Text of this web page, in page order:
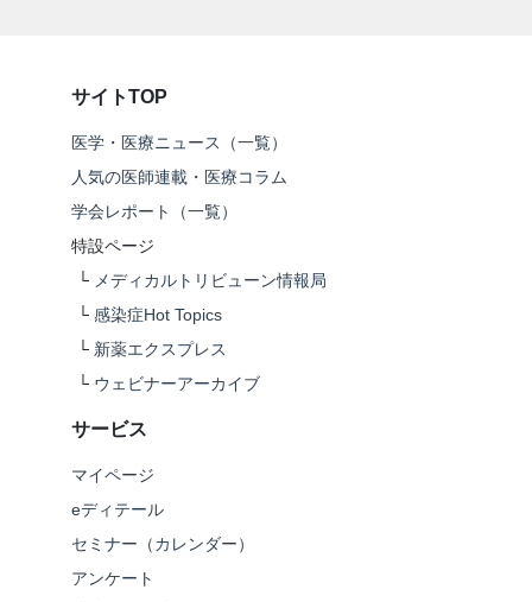
サイトTOP
医学・医療ニュース（一覧）
人気の医師連載・医療コラム
学会レポート（一覧）
特設ページ
└ メディカルトリビューン情報局
└ 感染症Hot Topics
└ 新薬エクスプレス
└ ウェビナーアーカイブ
サービス
マイページ
eディテール
セミナー（カレンダー）
アンケート